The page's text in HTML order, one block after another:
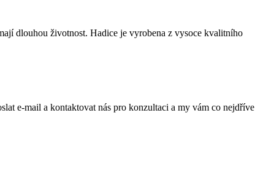
dlouhou životnost. Hadice je vyrobena z vysoce kvalitního
e-mail a kontaktovat nás pro konzultaci a my vám co nejdříve